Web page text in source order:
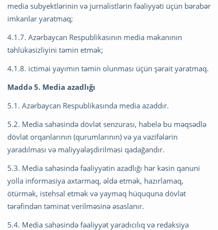
media subyektlərinin və jurnalistlərin fəaliyyəti üçün bərabər
imkanlar yaratmaq;
4.1.7. Azərbaycan Respublikasının media məkanının
təhlükəsizliyini təmin etmək;
4.1.8. ictimai yayımın təmin olunması üçün şərait yaratmaq.
Maddə 5. Media azadlığı
5.1. Azərbaycan Respublikasında media azaddır.
5.2. Media sahəsində dövlət senzurası, habelə bu məqsədlə
dövlət orqanlarının (qurumlarının) və ya vəzifələrin
yaradılması və maliyyələşdirilməsi qadağandır.
5.3. Media sahəsində fəaliyyətin azadlığı hər kəsin qanuni
yolla informasiya axtarmaq, əldə etmək, hazırlamaq,
ötürmək, istehsal etmək və yaymaq hüququna dövlət
tərəfindən təminat verilməsinə əsaslanır.
5.4. Media sahəsində fəaliyyət yaradıcılıq və redaksiya